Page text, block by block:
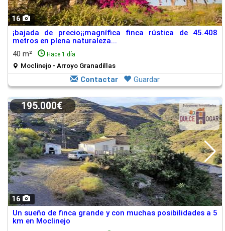
16
¡bajada de precio¡¡magnífica finca rústica de 45.408
metros en plena naturaleza...
40 m²
Hace 1 día
Moclinejo - Arroyo Granadillas
Contactar Guardar
16
195.000€
Un sueño de finca grande y con muchas posibilidades a 5
km en Moclinejo